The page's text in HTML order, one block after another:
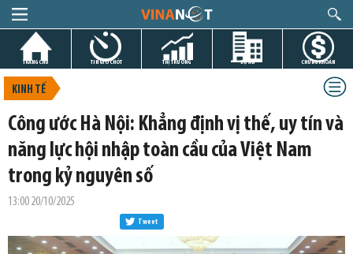
TRANG CHỦ TIN GIỜ CHÓT THỊ TRƯỜNG DỰ ÁN CHỨNG KHOÁN
KINH TẾ
Công ước Hà Nội: Khẳng định vị thế, uy tín và
năng lực hội nhập toàn cầu của Việt Nam
trong kỷ nguyên số
13:00 20/10/2025
Tweet